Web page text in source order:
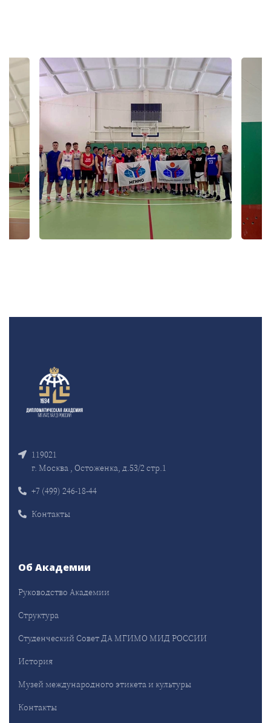
119021
г. Москва , Остоженка, д.53/2 стр.1
+7 (499) 246-18-44
Контакты
Об Академии
Руководство Академии
Структура
Студенческий Совет ДА МГИМО МИД РОССИИ
История
Музей международного этикета и культуры
Контакты